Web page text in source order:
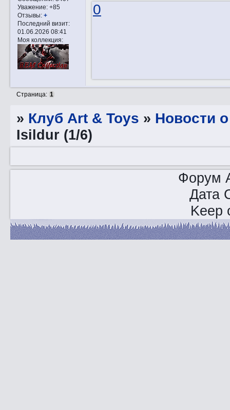
Уважение: +85
Отзывы: +
Последний визит:
01.06.2026 08:41
Моя коллекция:
0
Страница: 1
» Клуб Art & Toys » Новости
Isildur (1/6)
Форум
Дата
Keep